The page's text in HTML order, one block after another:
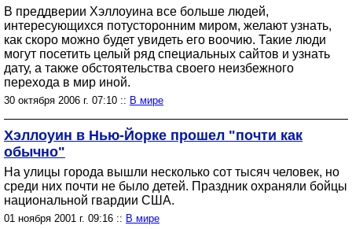
В преддверии Хэллоуина все больше людей,
интересующихся потусторонним миром, желают узнать,
как скоро можно будет увидеть его воочию. Такие люди
могут посетить целый ряд специальных сайтов и узнать
дату, а также обстоятельства своего неизбежного
перехода в мир иной.
30 октября 2006 г. 07:10 :: В мире
Хэллоуин в Нью-Йорке прошел "почти как
обычно"
На улицы города вышли несколько сот тысяч человек, но
среди них почти не было детей. Праздник охраняли бойцы
национальной гвардии США.
01 ноября 2001 г. 09:16 :: В мире